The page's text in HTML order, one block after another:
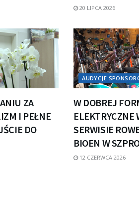
20 LIPCA 2026
ZA
I PEŁNE
DO
AUDYCJE
W DOBREJ
ELEKTRYCZNE
SERWISIE
BIOEN W
12 CZERWCA 2026